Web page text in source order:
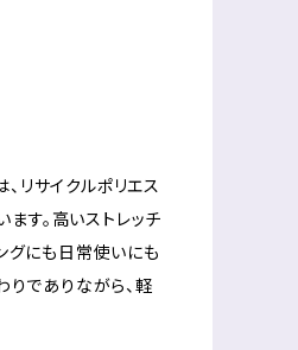
リサイクルポリエス
す。高いストレッチ
グにも日常使いにも
りでありながら、軽